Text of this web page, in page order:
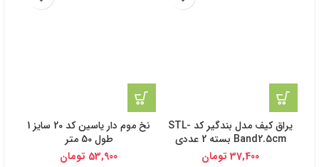
یراق کیف مدل بندگیر کد STL-
Band2.5cm بسته 2 عددی
37,400 تومان
نخ موم دار یاسین کد 20 سایز 1
طول 50 متر
53,900 تومان